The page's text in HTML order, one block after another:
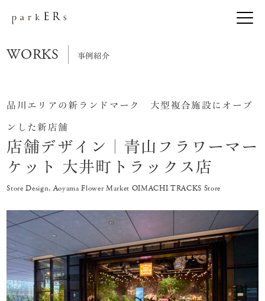
WORKS 事例紹介
品川エリアの新ランドマーク 大型複合施設にオープ
ンした新店舗
店舗デザイン｜青山フラワーマー
ケット 大井町トラックス店
Store Design, Aoyama Flower Market OIMACHI TRACKS Store